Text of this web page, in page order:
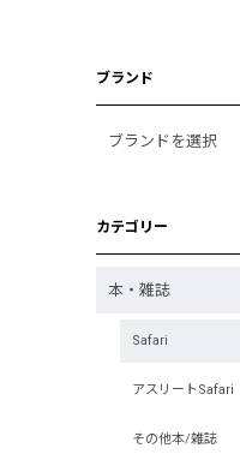
ブランド
ブランドを選択
カテゴリー
本・雑誌
Safari
アスリートSafari
その他本/雑誌